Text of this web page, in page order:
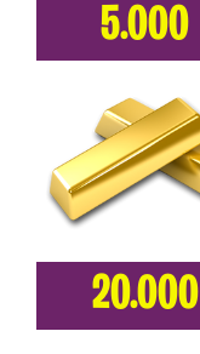
5.000
20.000